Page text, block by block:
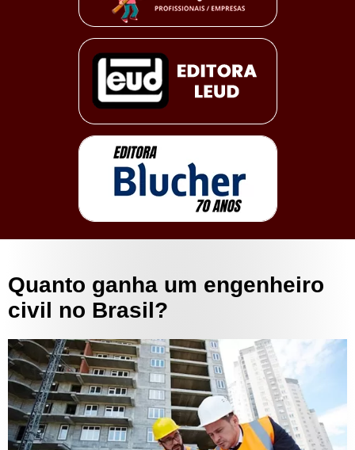
Quanto ganha um engenheiro
civil no Brasil?